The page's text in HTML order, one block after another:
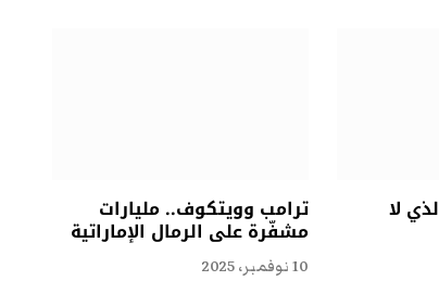
لا ترامب وويتكوف.. مليارات
مشفّرة على الرمال الإماراتية
10 نوفمبر، 2025